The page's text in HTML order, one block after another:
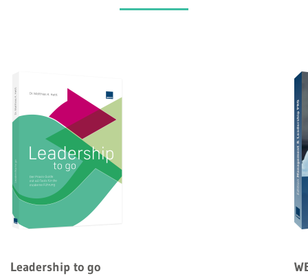
Leadership to go